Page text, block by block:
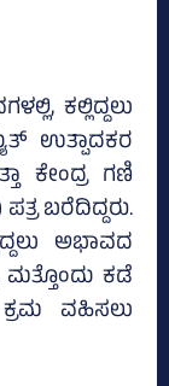
ಕಲ್ಲಿದ್ದಲು
ಉತ್ಪಾದಕರ
ಕೇಂದ್ರ ಗಣಿ
ಬರೆದಿದ್ದರು.
ಅಭಾವದ
ಮತ್ತೊಂದು ಕಡೆ
ವಹಿಸಲು